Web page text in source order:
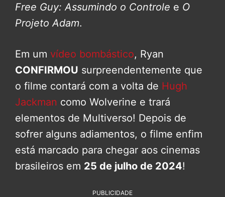
Free Guy: Assumindo o Controle e O
Projeto Adam.
Em um vídeo bombástico, Ryan
CONFIRMOU surpreendentemente que
o filme contará com a volta de Hugh
Jackman como Wolverine e trará
elementos de Multiverso! Depois de
sofrer alguns adiamentos, o filme enfim
está marcado para chegar aos cinemas
brasileiros em 25 de julho de 2024!
PUBLICIDADE